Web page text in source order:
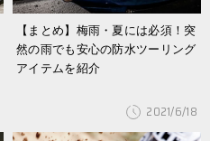
【まとめ】梅雨・夏には必須！突
然の雨でも安心の防水ツーリング
アイテムを紹介
2021/6/18